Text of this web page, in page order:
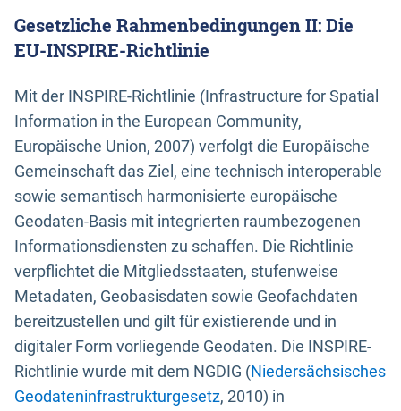
Gesetzliche Rahmenbedingungen II: Die
EU-INSPIRE-Richtlinie
Mit der INSPIRE-Richtlinie (Infrastructure for Spatial
Information in the European Community,
Europäische Union, 2007) verfolgt die Europäische
Gemeinschaft das Ziel, eine technisch interoperable
sowie semantisch harmonisierte europäische
Geodaten-Basis mit integrierten raumbezogenen
Informationsdiensten zu schaffen. Die Richtlinie
verpflichtet die Mitgliedsstaaten, stufenweise
Metadaten, Geobasisdaten sowie Geofachdaten
bereitzustellen und gilt für existierende und in
digitaler Form vorliegende Geodaten. Die INSPIRE-
Richtlinie wurde mit dem NGDIG (Niedersächsisches
Geodateninfrastrukturgesetz, 2010) in